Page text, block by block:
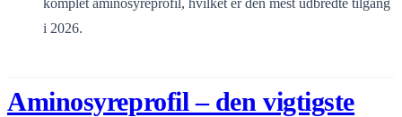
i 2026.
Aminosyreprofil – den vigtigste